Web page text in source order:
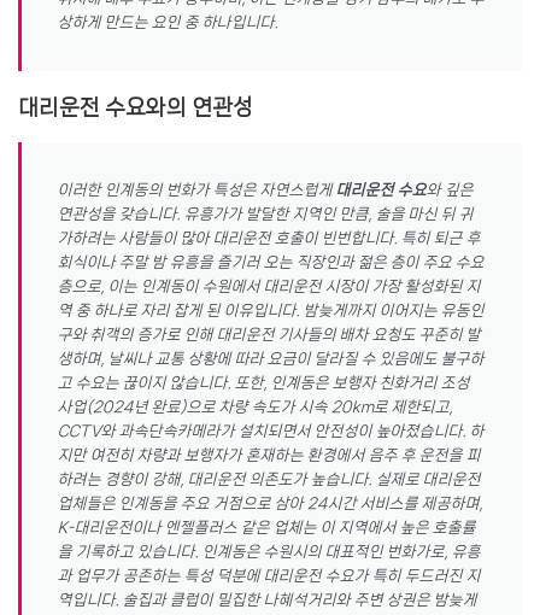
상하게 만드는 요인 중 하나입니다.
대리운전 수요와의 연관성
이러한 인계동의 번화가 특성은 자연스럽게 대리운전 수요와 깊은
연관성을 갖습니다. 유흥가가 발달한 지역인 만큼, 술을 마신 뒤 귀
가하려는 사람들이 많아 대리운전 호출이 빈번합니다. 특히 퇴근 후
회식이나 주말 밤 유흥을 즐기러 오는 직장인과 젊은 층이 주요 수요
층으로, 이는 인계동이 수원에서 대리운전 시장이 가장 활성화된 지
역 중 하나로 자리 잡게 된 이유입니다. 밤늦게까지 이어지는 유동인
구와 취객의 증가로 인해 대리운전 기사들의 배차 요청도 꾸준히 발
생하며, 날씨나 교통 상황에 따라 요금이 달라질 수 있음에도 불구하
고 수요는 끊이지 않습니다. 또한, 인계동은 보행자 친화거리 조성
사업(2024년 완료)으로 차량 속도가 시속 20km로 제한되고,
CCTV와 과속단속카메라가 설치되면서 안전성이 높아졌습니다. 하
지만 여전히 차량과 보행자가 혼재하는 환경에서 음주 후 운전을 피
하려는 경향이 강해, 대리운전 의존도가 높습니다. 실제로 대리운전
업체들은 인계동을 주요 거점으로 삼아 24시간 서비스를 제공하며,
K-대리운전이나 엔젤플러스 같은 업체는 이 지역에서 높은 호출률
을 기록하고 있습니다. 인계동은 수원시의 대표적인 번화가로, 유흥
과 업무가 공존하는 특성 덕분에 대리운전 수요가 특히 두드러진 지
역입니다. 술집과 클럽이 밀집한 나혜석거리와 주변 상권은 밤늦게